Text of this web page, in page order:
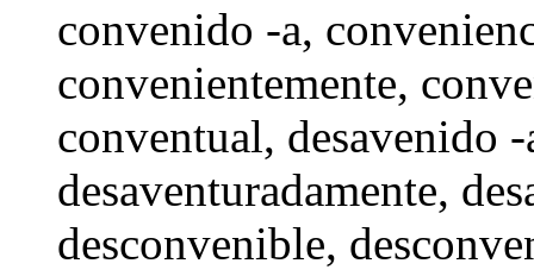
convenido -a,
convenientemente,
conventual, desavenido -
desaventuradamente,
desconvenible,